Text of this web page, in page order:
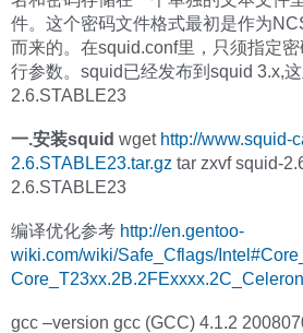
件。这个密码文件格式最初是作为
而来的。在squid.conf里，只须指定
行参数。squid已经发布到squid 3.x,
2.6.STABLE23
一.安装squid wget http://www.squid-
2.6.STABLE23.tar.gz tar zxvf squid-
2.6.STABLE23
编译优化参考 http://en.gentoo-
wiki.com/wiki/Safe_Cflags/
gcc –version gcc (GCC) 4.1.2